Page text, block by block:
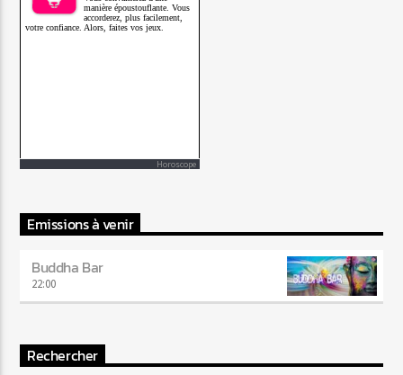
Horoscope
Emissions à venir
Buddha Bar
22:00
Rechercher